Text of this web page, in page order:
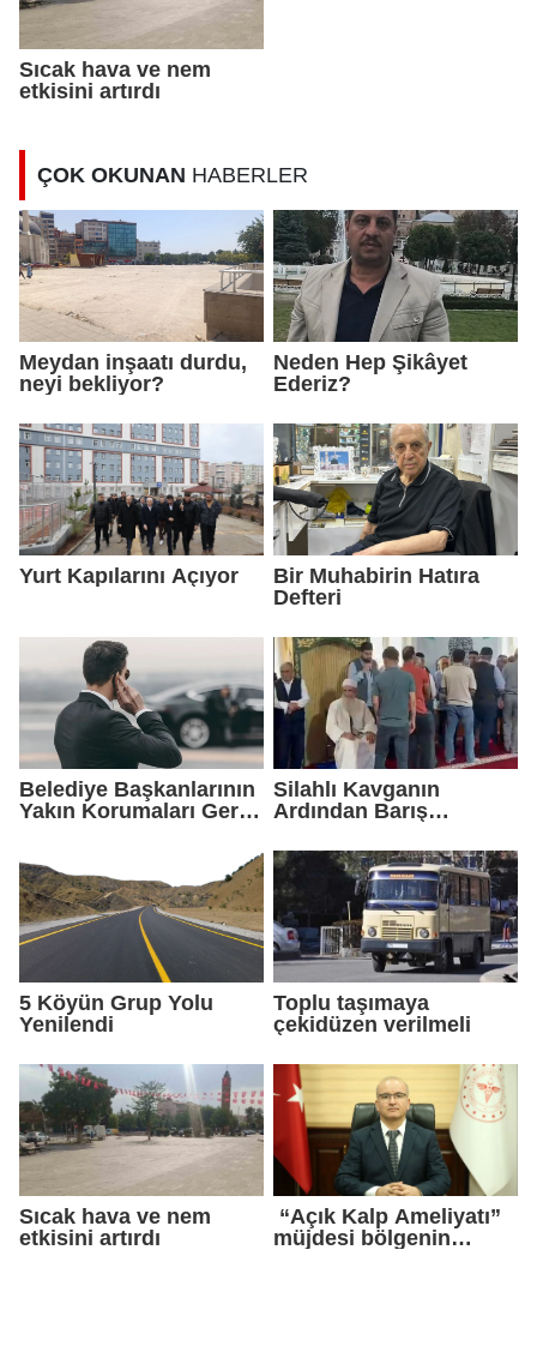
Sıcak hava ve nem
etkisini artırdı
ÇOK OKUNAN HABERLER
Meydan inşaatı durdu,
neyi bekliyor?
Neden Hep Şikâyet
Ederiz?
Yurt Kapılarını Açıyor
Bir Muhabirin Hatıra
Defteri
Belediye Başkanlarının
Yakın Korumaları Geri
Silahlı Kavganın
Ardından Barış
5 Köyün Grup Yolu
Yenilendi
Toplu taşımaya
çekidüzen verilmeli
Sıcak hava ve nem
etkisini artırdı
“Açık Kalp Ameliyatı”
müjdesi bölgenin